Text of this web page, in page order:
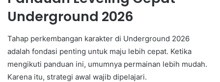
Underground 2026
Tahap perkembangan karakter di Underground 2026
adalah fondasi penting untuk maju lebih cepat. Ketika
mengikuti panduan ini, umumnya permainan lebih mudah.
Karena itu, strategi awal wajib dipelajari.